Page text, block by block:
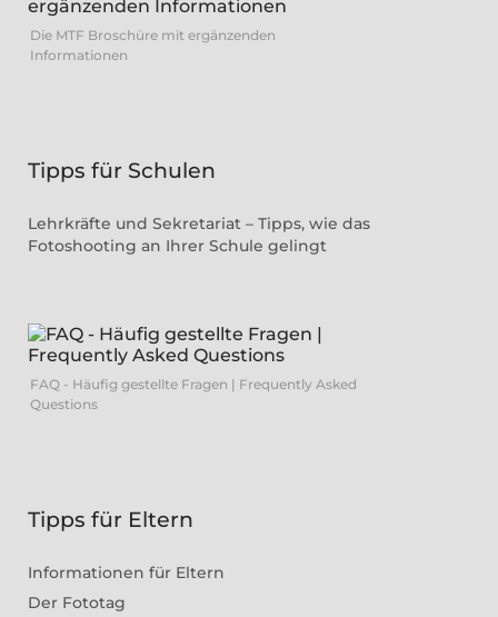
Die MTF Broschüre mit ergänzenden
Informationen
Tipps für Schulen
Lehrkräfte und Sekretariat – Tipps, wie das
Fotoshooting an Ihrer Schule gelingt
FAQ - Häufig gestellte Fragen | Frequently Asked
Questions
Tipps für Eltern
Informationen für Eltern
Der Fototag